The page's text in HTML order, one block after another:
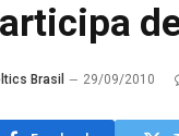
Brasil 29/09/2010